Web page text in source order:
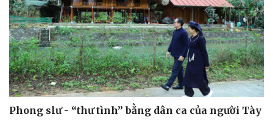
Phong slư - “thư tình” bằng dân ca của người Tày